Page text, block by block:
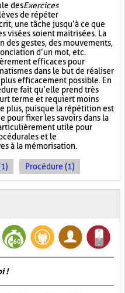
desExercices
de répéter
une tâche jusqu’à ce que
visées soient maitrisées. La
des gestes, des mouvements,
d’un mot, etc.
efficaces pour
dans le but de réaliser
efficacement possible. En
fait qu’elle prend très
terme et requiert moins
plus, puisque la répétition est
pour fixer les savoirs dans la
utile pour
et le
à la mémorisation.
Procédure (1)
!